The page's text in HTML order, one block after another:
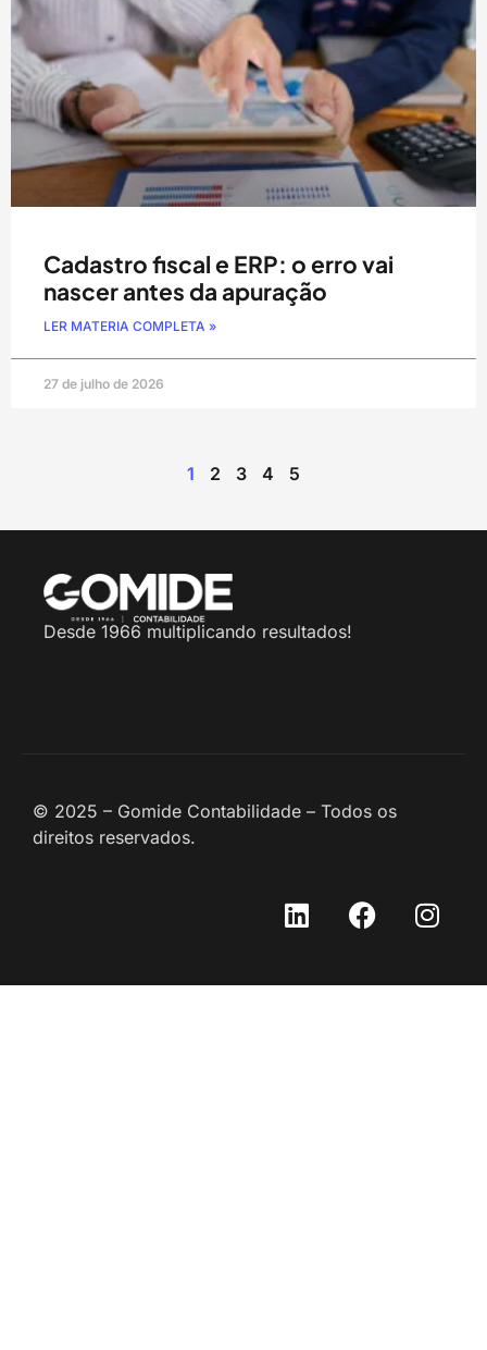
Cadastro fiscal e ERP: o erro vai
nascer antes da apuração
LER MATERIA COMPLETA »
27 de julho de 2026
1 2 3 4 5
Desde 1966 multiplicando resultados!
© 2025 – Gomide Contabilidade – Todos os
direitos reservados.